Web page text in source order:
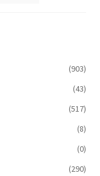
(903)
(43)
(517)
(8)
(0)
(290)